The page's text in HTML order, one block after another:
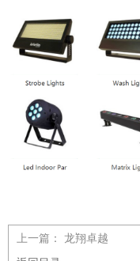
上一篇： 龙翔卓越